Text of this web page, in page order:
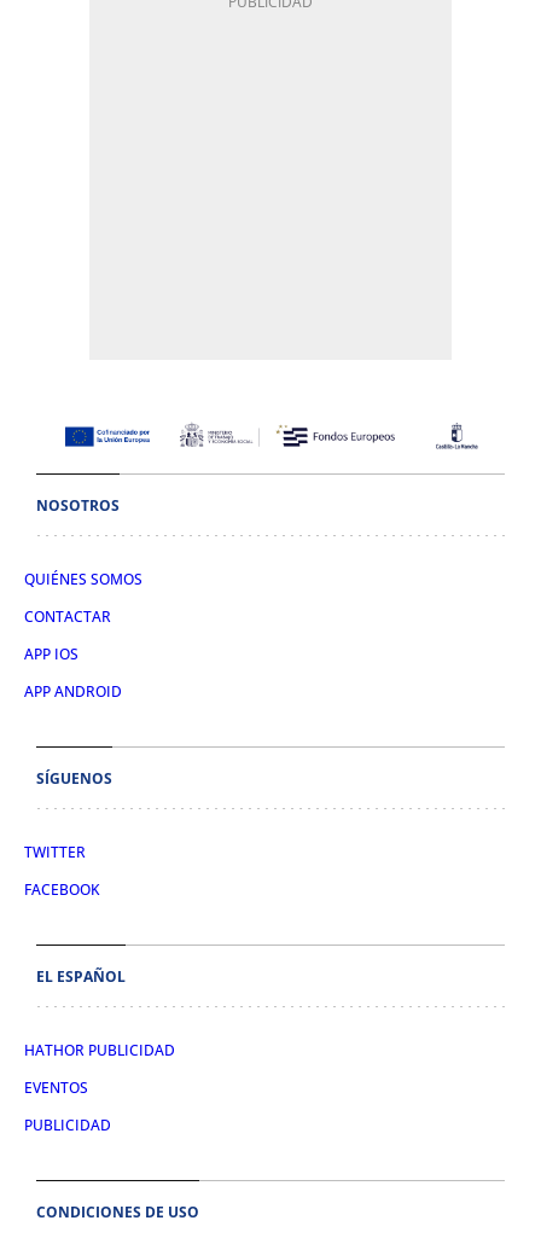
NOSOTROS
QUIÉNES SOMOS
CONTACTAR
APP IOS
APP ANDROID
SÍGUENOS
TWITTER
FACEBOOK
EL ESPAÑOL
HATHOR PUBLICIDAD
EVENTOS
PUBLICIDAD
CONDICIONES DE USO